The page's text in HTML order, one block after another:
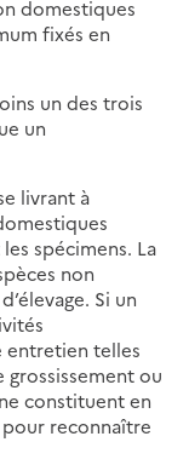
domestiques
fixés en
un des trois
un
livrant à
spécimens. La
non
Si un
entretien telles
ou
constituent en
reconnaître